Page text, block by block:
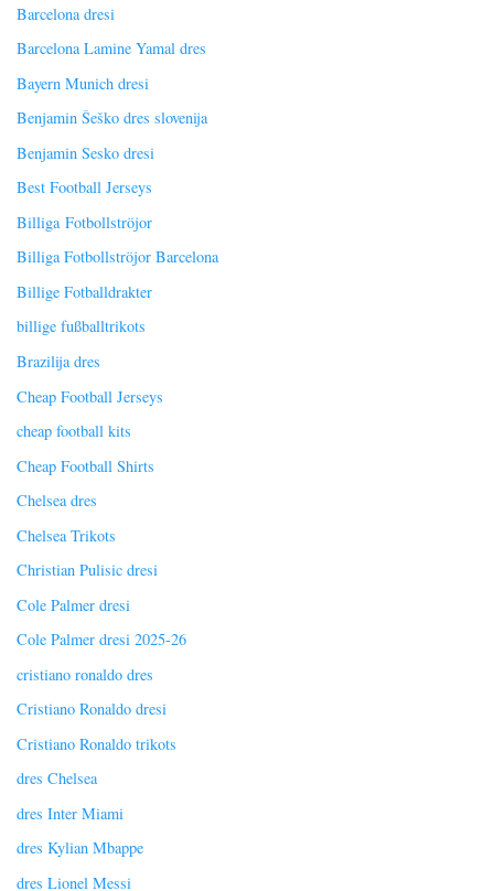
Barcelona dresi
Barcelona Lamine Yamal dres
Bayern Munich dresi
Benjamin Šeško dres slovenija
Benjamin Sesko dresi
Best Football Jerseys
Billiga Fotbollströjor
Billiga Fotbollströjor Barcelona
Billige Fotballdrakter
billige fußballtrikots
Brazilija dres
Cheap Football Jerseys
cheap football kits
Cheap Football Shirts
Chelsea dres
Chelsea Trikots
Christian Pulisic dresi
Cole Palmer dresi
Cole Palmer dresi 2025-26
cristiano ronaldo dres
Cristiano Ronaldo dresi
Cristiano Ronaldo trikots
dres Chelsea
dres Inter Miami
dres Kylian Mbappe
dres Lionel Messi